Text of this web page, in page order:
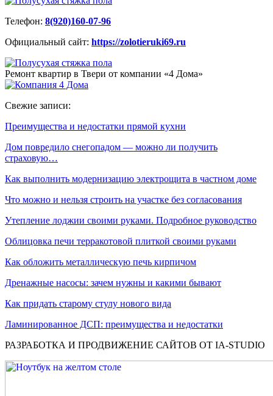
Телефон: 8(920)160-07-96
Официальный сайт: https://zolotieruki69.ru
Ремонт квартир в Твери от компании «4 Дома»
Свежие записи:
Преимущества и недостатки прямой кухни
Дом повредило снегопадом — можно ли получить
страховую…
Как выполнить модернизацию электрощита в частном доме
Что можно и нельзя строить на участке без согласования
Утепление лоджии своими руками. Подробное руководство
Облицовка печи терракотовой плиткой своими руками
Как обложить металлическую печь кирпичом
Дренажные насосы: зачем нужны и какими бывают
Как придать старому стулу нового вида
Ламинированное ДСП: преимущества и недостатки
РАЗРАБОТКА И ПРОДВИЖЕНИЕ САЙТОВ ОТ IA-STUDIO